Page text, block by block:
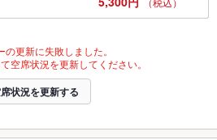
の更新に失敗しました。
空席状況を更新してください。
状況を更新する